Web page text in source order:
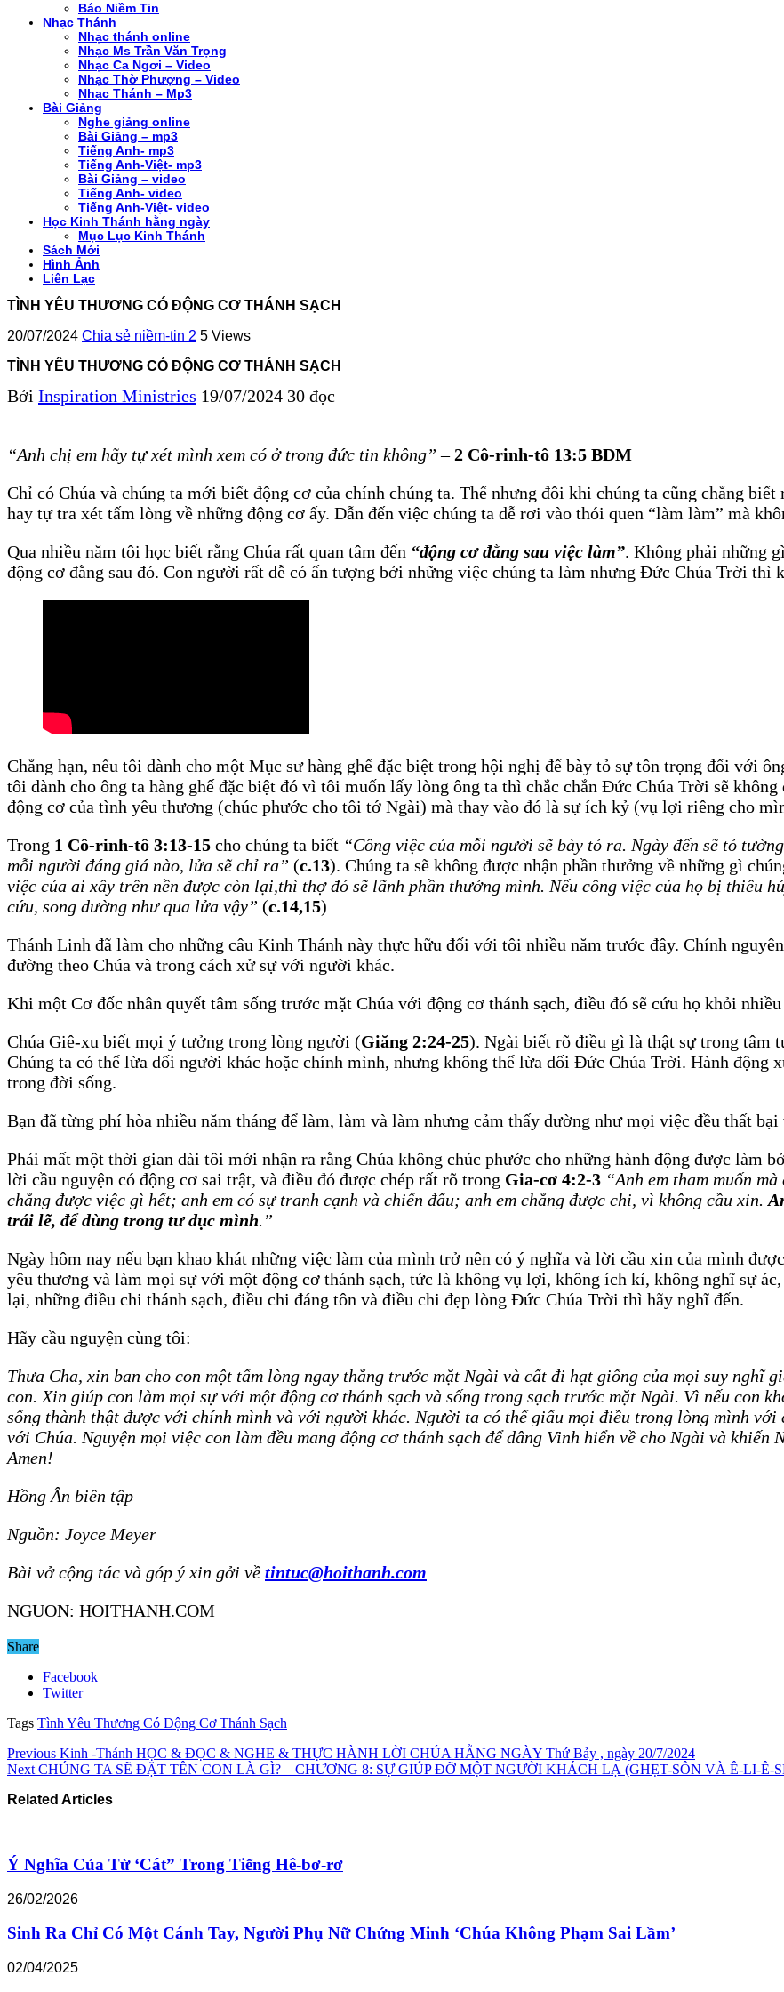
Báo Niềm Tin
Nhạc Thánh
Nhạc thánh online
Nhạc Ms Trần Văn Trọng
Nhạc Ca Ngơi – Video
Nhạc Thờ Phượng – Video
Nhạc Thánh – Mp3
Bài Giảng
Nghe giảng online
Bài Giảng – mp3
Tiếng Anh- mp3
Tiếng Anh-Việt- mp3
Bài Giảng – video
Tiếng Anh- video
Tiếng Anh-Việt- video
Học Kinh Thánh hằng ngày
Mục Lục Kinh Thánh
Sách Mới
Hình Ảnh
Liên Lạc
TÌNH YÊU THƯƠNG CÓ ĐỘNG CƠ THÁNH SẠCH
20/07/2024 Chia sẻ niềm-tin 2 5 Views
TÌNH YÊU THƯƠNG CÓ ĐỘNG CƠ THÁNH SẠCH
Bởi Inspiration Ministries 19/07/2024 30 đọc
“Anh chị em hãy tự xét mình xem có ở trong đức tin không” –2 Cô-rinh-tô 13:5 BDM
Chỉ có Chúa và chúng ta mới biết động cơ của chính chúng ta. Thế nhưng đôi khi chúng ta cũng chẳng
hay tự tra xét tấm lòng về những động cơ ấy. Dẫn đến việc chúng ta dễ rơi vào thói quen “làm làm” mà
Qua nhiều năm tôi học biết rằng Chúa rất quan tâm đến “động cơ đằng sau việc làm”. Không phải những
động cơ đằng sau đó. Con người rất dễ có ấn tượng bởi những việc chúng ta làm nhưng Đức Chúa Trời thì
Chẳng hạn, nếu tôi dành cho một Mục sư hàng ghế đặc biệt trong hội nghị để bày tỏ sự tôn trọng đối với
tôi dành cho ông ta hàng ghế đặc biệt đó vì tôi muốn lấy lòng ông ta thì chắc chắn Đức Chúa Trời sẽ
động cơ của tình yêu thương (chúc phước cho tôi tớ Ngài) mà thay vào đó là sự ích kỷ (vụ lợi riêng cho
Trong 1 Cô-rinh-tô 3:13-15 cho chúng ta biết “Công việc của mỗi người sẽ bày tỏ ra. Ngày đến sẽ tỏ
mỗi người đáng giá nào, lửa sẽ chỉ ra” (c.13). Chúng ta sẽ không được nhận phần thưởng về những gì
việc của ai xây trên nền được còn lại,thì thợ đó sẽ lãnh phần thưởng mình. Nếu công việc của họ bị thiêu
cứu, song dường như qua lửa vậy” (c.14,15)
Thánh Linh đã làm cho những câu Kinh Thánh này thực hữu đối với tôi nhiều năm trước đây. Chính
đường theo Chúa và trong cách xử sự với người khác.
Khi một Cơ đốc nhân quyết tâm sống trước mặt Chúa với động cơ thánh sạch, điều đó sẽ cứu họ khỏi
Chúa Giê-xu biết mọi ý tưởng trong lòng người (Giăng 2:24-25). Ngài biết rõ điều gì là thật sự trong tâm
Chúng ta có thể lừa dối người khác hoặc chính mình, nhưng không thể lừa dối Đức Chúa Trời. Hành động
trong đời sống.
Bạn đã từng phí hòa nhiều năm tháng để làm, làm và làm nhưng cảm thấy dường như mọi việc đều thất
Phải mất một thời gian dài tôi mới nhận ra rằng Chúa không chúc phước cho những hành động được làm
lời cầu nguyện có động cơ sai trật, và điều đó được chép rất rõ trong Gia-cơ 4:2-3 “Anh em tham muốn
chẳng được việc gì hết; anh em có sự tranh cạnh và chiến đấu; anh em chẳng được chi, vì không cầu xin.
trái lẽ, để dùng trong tư dục mình.”
Ngày hôm nay nếu bạn khao khát những việc làm của mình trở nên có ý nghĩa và lời cầu xin của mình
yêu thương và làm mọi sự với một động cơ thánh sạch, tức là không vụ lợi, không ích kỉ, không nghĩ sự
lại, những điều chi thánh sạch, điều chi đáng tôn và điều chi đẹp lòng Đức Chúa Trời thì hãy nghĩ đến.
Hãy cầu nguyện cùng tôi:
Thưa Cha, xin ban cho con một tấm lòng ngay thẳng trước mặt Ngài và cất đi hạt giống của mọi suy nghĩ
con. Xin giúp con làm mọi sự với một động cơ thánh sạch và sống trong sạch trước mặt Ngài. Vì nếu con
sống thành thật được với chính mình và với người khác. Người ta có thể giấu mọi điều trong lòng mình
với Chúa. Nguyện mọi việc con làm đều mang động cơ thánh sạch để dâng Vinh hiển về cho Ngài và khiến
Amen!
Hồng Ân biên tập
Nguồn: Joyce Meyer
Bài vở cộng tác và góp ý xin gởi về tintuc@hoithanh.com
NGUON: HOITHANH.COM
Share
Facebook
Twitter
Tags Tình Yêu Thương Có Động Cơ Thánh Sạch
Previous Kinh -Thánh HỌC & ĐỌC & NGHE & THỰC HÀNH LỜI CHÚA HẰNG NGÀY Thứ Bảy , ngày 20/7/2024
Next CHÚNG TA SẼ ĐẶT TÊN CON LÀ GÌ? – CHƯƠNG 8: SỰ GIÚP ĐỠ MỘT NGƯỜI KHÁCH LẠ (GHẸT-SÔN VÀ Ê-LI-Ê-
Related Articles
Ý Nghĩa Của Từ ‘Cát” Trong Tiếng Hê-bơ-rơ
26/02/2026
Sinh Ra Chỉ Có Một Cánh Tay, Người Phụ Nữ Chứng Minh ‘Chúa Không Phạm Sai Lầm’
02/04/2025